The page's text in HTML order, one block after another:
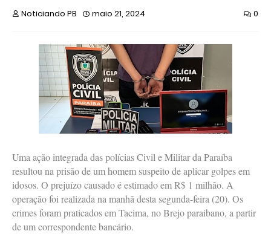
Noticiando PB maio 21, 2024 0
Uma ação integrada das polícias Civil e Militar da Paraíba
resultou na prisão de um homem suspeito de aplicar golpes em
idosos. O prejuízo causado é estimado em R$ 1 milhão. A
operação foi realizada na manhã desta segunda-feira (20). Os
crimes foram praticados em Tacima, no Brejo paraibano, a partir
de um correspondente bancário.